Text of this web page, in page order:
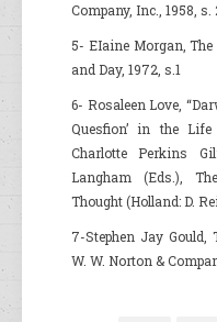
Company, Inc., 1958, s.
5- EIaine Morgan,
and Day, 1972, s.1
6- Rosaleen Love,
Quesfion’ in the
Charlotte Perkins
Langham (Eds.),
Thought (Holland: D.
7-Stephen Jay
W. W. Norton &